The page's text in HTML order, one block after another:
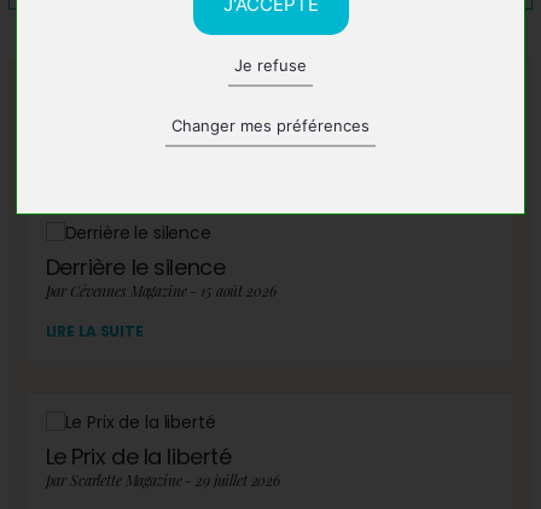
Je refuse
Changer mes préférences
A lire également
Derrière le silence
par Cévennes Magazine - 15 août 2026
LIRE LA SUITE
Le Prix de la liberté
par Scarlette Magazine - 29 juillet 2026